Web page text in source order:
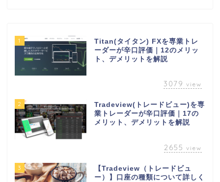
1
Titan(タイタン) FXを専業トレ
ーダーが辛口評価｜12のメリッ
ト、デメリットを解説
3079 view
2
Tradeview(トレードビュー)を専
業トレーダーが辛口評価｜17の
メリット、デメリットを解説
2655 view
3
【Tradeview（トレードビュ
ー）】口座の種類について詳しく